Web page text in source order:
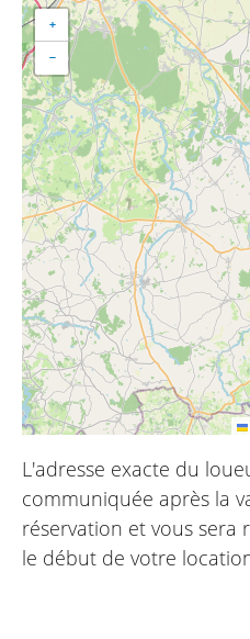
+
−
L'adresse exacte du
communiquée après la
réservation et vous sera
le début de votre